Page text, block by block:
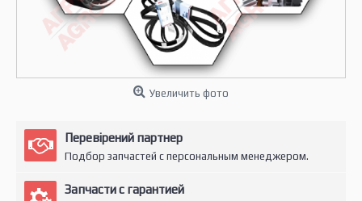
Увеличить фото
Перевірений партнер
Подбор запчастей с персональным менеджером.
Запчасти с гарантией